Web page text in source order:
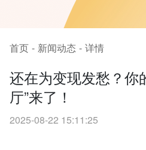
首页 - 新闻动态 - 详情
还在为变现发愁？你
厅”来了！
2025-08-22 15:11:25